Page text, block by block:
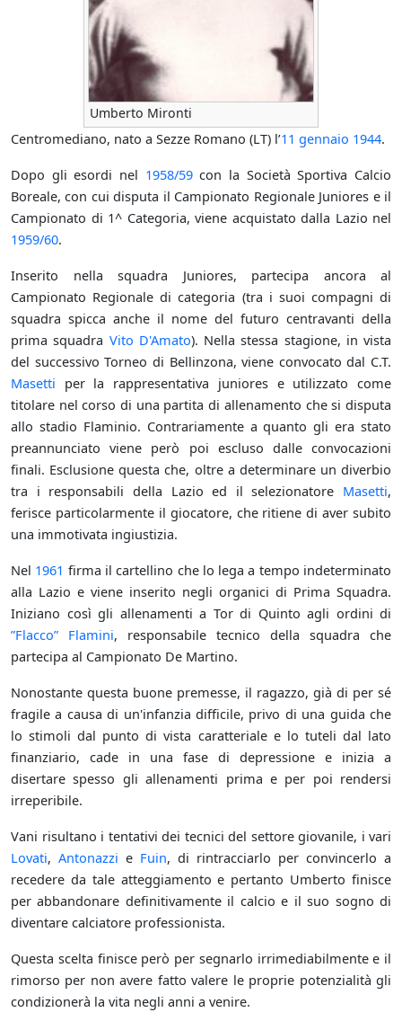
Umberto Mironti
Centromediano, nato a Sezze Romano (LT) l’11 gennaio 1944.
Dopo gli esordi nel 1958/59con la Società Sportiva Calcio
Boreale, con cui disputa il Campionato Regionale Juniores e il
Campionato di 1^ Categoria, viene acquistato dalla Lazio nel
1959/60.
Inserito nella squadra Juniores, partecipa ancora al
Campionato Regionale di categoria (tra i suoi compagni di
squadra spicca anche il nome del futuro centravanti della
prima squadra Vito D'Amato). Nella stessa stagione, in vista
del successivo Torneo di Bellinzona, viene convocato dal C.T.
Masetti per la rappresentativa juniores e utilizzato come
titolare nel corso di una partita di allenamento che si disputa
allo stadio Flaminio. Contrariamente a quanto gli era stato
preannunciato viene però poi escluso dalle convocazioni
finali. Esclusione questa che, oltre a determinare un diverbio
tra i responsabili della Lazio ed il selezionatore Masetti,
ferisce particolarmente il giocatore, che ritiene di aver subito
una immotivata ingiustizia.
Nel 1961 firma il cartellino che lo lega a tempo indeterminato
alla Lazio e viene inserito negli organici di Prima Squadra.
Iniziano così gli allenamenti a Tor di Quinto agli ordini di
”Flacco” Flamini, responsabile tecnico della squadra che
partecipa al Campionato De Martino.
Nonostante questa buone premesse, il ragazzo, già di per sé
fragile a causa di un'infanzia difficile, privo di una guida che
lo stimoli dal punto di vista caratteriale e lo tuteli dal lato
finanziario, cade in una fase di depressione e inizia a
disertare spesso gli allenamenti prima e per poi rendersi
irreperibile.
Vani risultano i tentativi dei tecnici del settore giovanile, i vari
Lovati, Antonazzi e Fuin, di rintracciarlo per convincerlo a
recedere da tale atteggiamento e pertanto Umberto finisce
per abbandonare definitivamente il calcio e il suo sogno di
diventare calciatore professionista.
Questa scelta finisce però per segnarlo irrimediabilmente e il
rimorso per non avere fatto valere le proprie potenzialità gli
condizionerà la vita negli anni a venire.